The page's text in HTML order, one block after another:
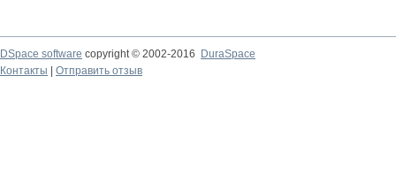
DSpace software copyright © 2002-2016
DuraSpace
Контакты
Отправить отзыв